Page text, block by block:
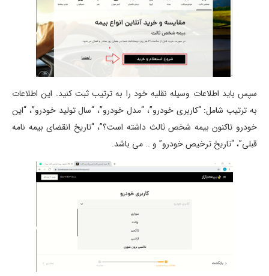
سپس باید اطلاعات وسیله نقلیه خود را به ترتیب ثبت کنید. این اطلاعات
به ترتیب شامل: “کاربری خودرو”، “مدل خودرو”، “سال تولید خودرو”، “این
خودرو تاکنون بیمه شخص ثالث داشته است؟”، “تاریخ انقضای بیمه نامه
قبلی”، “تاریخ ترخیص خودرو” و .. می باشد.